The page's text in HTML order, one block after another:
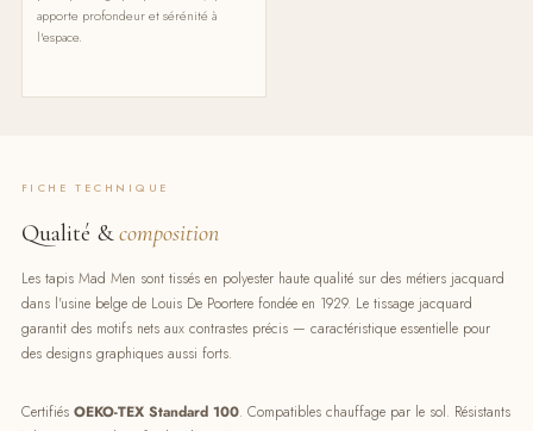
apporte profondeur et sérénité à
l'espace.
FICHE TECHNIQUE
Qualité &composition
Les tapis Mad Men sont tissés en polyester haute qualité sur des métiers jacquard
dans l'usine belge de Louis De Poortere fondée en 1929. Le tissage jacquard
garantit des motifs nets aux contrastes précis — caractéristique essentielle pour
des designs graphiques aussi forts.
Certifiés OEKO-TEX Standard 100. Compatibles chauffage par le sol. Résistants